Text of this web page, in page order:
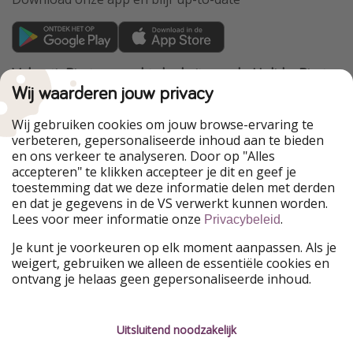
VakantiePiraten maakt deel uit van de HolidayPirates
Group
Onze markten
PiratinViaggio
HolidayPirates
WakacyjniPiraci
VoyagesPirates
Ferienpiraten
Urlaubspiraten
Urlaubspiraten
ViajerosPiratas
TravelPirates
HolidayPirates Group
Leer ons kennen Juridisch
Wij waarderen jouw privacy
Wij gebruiken cookies om jouw browse-ervaring te
verbeteren, gepersonaliseerde inhoud aan te bieden
en ons verkeer te analyseren. Door op "Alles
accepteren" te klikken accepteer je dit en geef je
toestemming dat we deze informatie delen met derden
en dat je gegevens in de VS verwerkt kunnen worden.
Lees voor meer informatie onze Privacybeleid.
Je kunt je voorkeuren op elk moment aanpassen. Als je
weigert, gebruiken we alleen de essentiële cookies en
ontvang je helaas geen gepersonaliseerde inhoud.
Uitsluitend noodzakelijk